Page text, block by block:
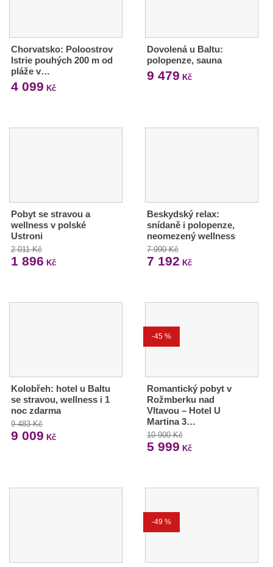
Chorvatsko: Poloostrov
Istrie pouhých 200 m od
pláže v…
4 099 Kč
Dovolená u Baltu:
polopenze, sauna
9 479 Kč
Pobyt se stravou a
wellness v polské
Ustroni
2 011 Kč
1 896 Kč
Beskydský relax:
snídaně i polopenze,
neomezený wellness
7 990 Kč
7 192 Kč
Kolobřeh: hotel u Baltu
se stravou, wellness i 1
noc zdarma
9 483 Kč
9 009 Kč
-45 %
Romantický pobyt v
Rožmberku nad
Vltavou – Hotel U
Martina 3…
10 900 Kč
5 999 Kč
-49 %